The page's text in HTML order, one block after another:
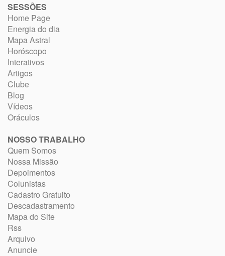
SESSÕES
Home Page
Energia do dia
Mapa Astral
Horóscopo
Interativos
Artigos
Clube
Blog
Vídeos
Oráculos
NOSSO TRABALHO
Quem Somos
Nossa Missão
Depoimentos
Colunistas
Cadastro Gratuito
Descadastramento
Mapa do Site
Rss
Arquivo
Anuncie